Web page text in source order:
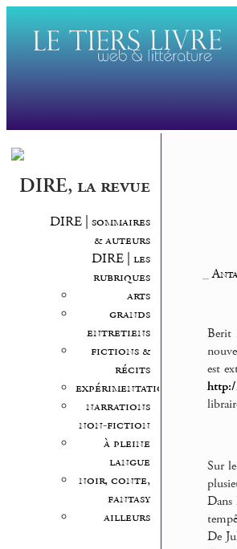
DIRE, la revue
DIRE | sommaires
& auteurs
DIRE | les
rubriques
arts
grands
entretiens
fictions &
récits
expérimentation
narrations
non-fiction
à pleine
langue
noir, conte,
fantasy
ailleurs
_
Berit
est
Sur
Dans
De